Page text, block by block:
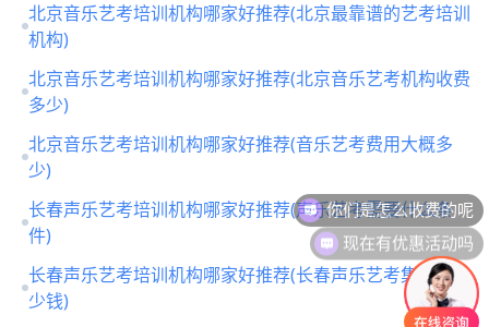
北京音乐艺考培训机构哪家好推荐(北京最靠谱的艺考培训
机构)
北京音乐艺考培训机构哪家好推荐(北京音乐艺考机构收费
多少)
北京音乐艺考培训机构哪家好推荐(音乐艺考费用大概多
少)
长春声乐艺考培训机构哪家好推荐(声乐艺考需要什么条
件)
长春声乐艺考培训机构哪家好推荐(长春声乐艺考集训要多
少钱)
现在有优惠活动吗